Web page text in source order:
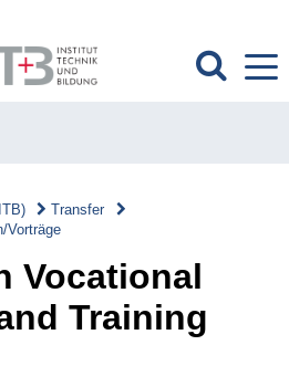
Transfer
Vorträge
Vocational
Training